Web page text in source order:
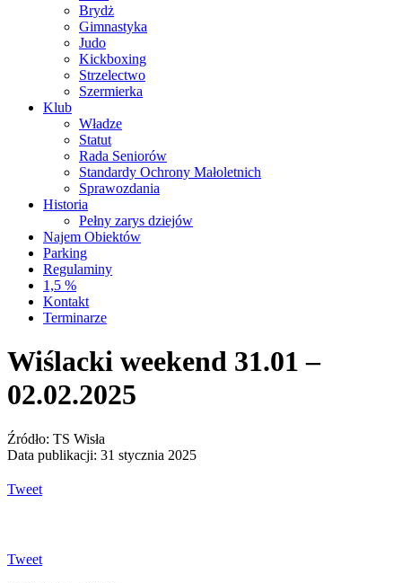
Brydż
Gimnastyka
Judo
Kickboxing
Strzelectwo
Szermierka
Klub
Władze
Statut
Rada Seniorów
Standardy Ochrony Małoletnich
Sprawozdania
Historia
Pełny zarys dziejów
Najem Obiektów
Parking
Regulaminy
1,5 %
Kontakt
Terminarze
Wiślacki weekend 31.01 –
02.02.2025
Źródło: TS Wisła
Data publikacji: 31 stycznia 2025
Tweet
Tweet